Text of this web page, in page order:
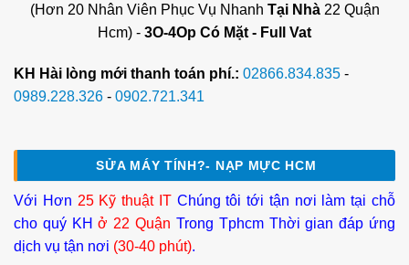
(Hơn 20 Nhân Viên Phục Vụ Nhanh Tại Nhà22 Quận
Hcm) - 3O-4Op Có Mặt - Full Vat
KH Hài lòng mới thanh toán phí.: 02866.834.835 -
0989.228.326 - 0902.721.341
SỬA MÁY TÍNH?- NẠP MỰC HCM
Với Hơn 25 Kỹ thuật ITChúng tôi tới tận nơi làm tại chỗ
cho quý KHở 22 Quận Trong Tphcm Thời gian đáp ứng
dịch vụ tận nơi (30-40 phút).